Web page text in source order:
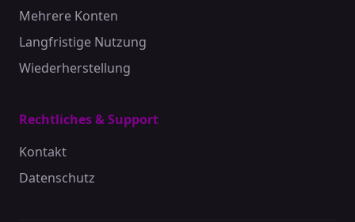
Mehrere Konten
Langfristige Nutzung
Wiederherstellung
Rechtliches & Support
Kontakt
Datenschutz